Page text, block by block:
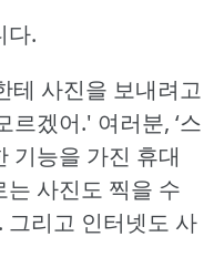
다.
테 사진을 보내려고
르겠어.' 여러분, ‘스
기능을 가진 휴대
는 사진도 찍을 수
그리고 인터넷도 사